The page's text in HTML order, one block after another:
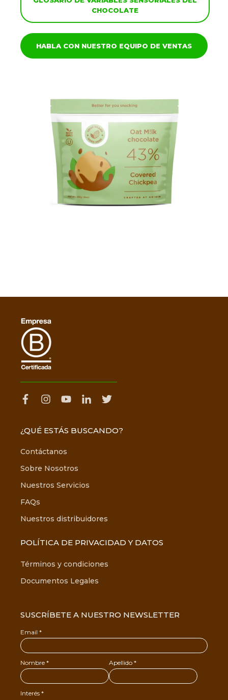
CHOCOLATE
HABLA CON NUESTRO EQUIPO DE VENTAS
¿QUÉ ESTÁS BUSCANDO?
Contáctanos
Sobre Nosotros
Nuestros Servicios
FAQs
Nuestros distribuidores
POLÍTICA DE PRIVACIDAD Y DATOS
Términos y condiciones
Documentos Legales
SUSCRÍBETE A NUESTRO NEWSLETTER